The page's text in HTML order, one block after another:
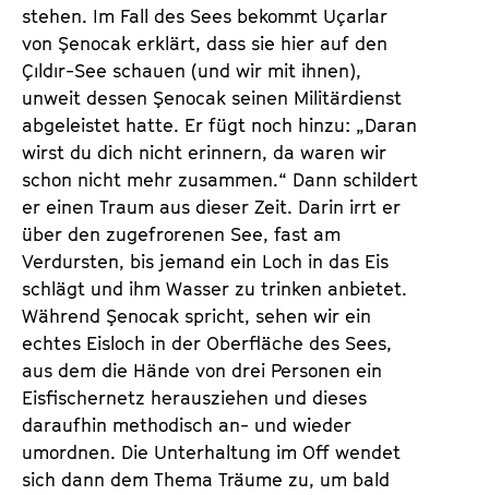
stehen. Im Fall des Sees bekommt Uçarlar
von Şenocak erklärt, dass sie hier auf den
Çıldır-See schauen (und wir mit ihnen),
unweit dessen Şenocak seinen Militärdienst
abgeleistet hatte. Er fügt noch hinzu: „Daran
wirst du dich nicht erinnern, da waren wir
schon nicht mehr zusammen.“ Dann schildert
er einen Traum aus dieser Zeit. Darin irrt er
über den zugefrorenen See, fast am
Verdursten, bis jemand ein Loch in das Eis
schlägt und ihm Wasser zu trinken anbietet.
Während Şenocak spricht, sehen wir ein
echtes Eisloch in der Oberfläche des Sees,
aus dem die Hände von drei Personen ein
Eisfischernetz herausziehen und dieses
daraufhin methodisch an- und wieder
umordnen. Die Unterhaltung im Off wendet
sich dann dem Thema Träume zu, um bald